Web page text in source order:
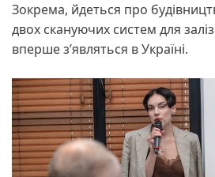
Зокрема, йдеться про
двох скануючих систем для
вперше з’являться в Україні.